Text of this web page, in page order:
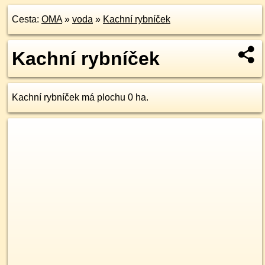
Cesta: OMA» voda » Kachní rybníček
Kachní rybníček
Kachní rybníček má plochu 0 ha.